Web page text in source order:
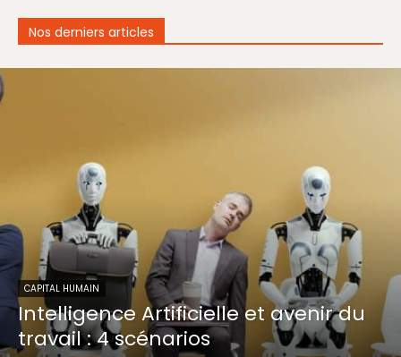
Nos derniers articles
CAPITAL HUMAIN
Intelligence Artificielle et avenir du
travail : 4 scénarios